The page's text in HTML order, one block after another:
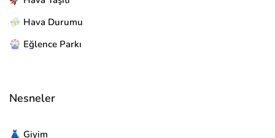
⛈️ Hava Durumu
🎡 Eğlence Parkı
Nesneler
👗 Giyim